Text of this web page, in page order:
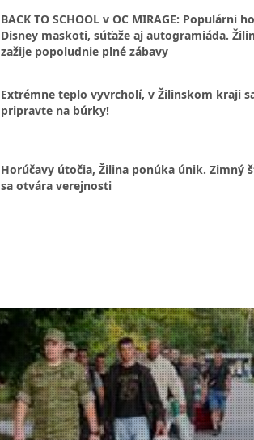
BACK TO SCHOOL v OC MIRAGE: Populárni
Disney maskoti, súťaže aj autogramiáda.
zažije popoludnie plné zábavy
Extrémne teplo vyvrcholí, v Žilinskom kraji
pripravte na búrky!
Horúčavy útočia, Žilina ponúka únik. Zimný
sa otvára verejnosti